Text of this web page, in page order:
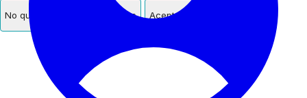
No quiero cookies de terceros Aceptar cookies